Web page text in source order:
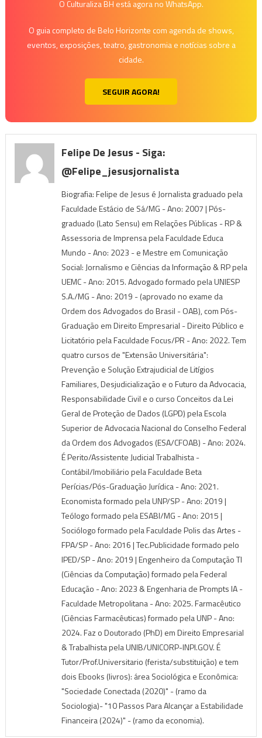
O Culturaliza BH está agora no WhatsApp.
O guia completo de Belo Horizonte com agenda de shows,
eventos, exposições, teatro, gastronomia e notícias sobre a
cidade.
SEGUIR AGORA!
Felipe De Jesus - Siga:
@felipe_jesusjornalista
Biografia: Felipe de Jesus é Jornalista graduado pela
Faculdade Estácio de Sá/MG - Ano: 2007 | Pós-
graduado (Lato Sensu) em Relações Públicas - RP &
Assessoria de Imprensa pela Faculdade Educa
Mundo - Ano: 2023 - e Mestre em Comunicação
Social: Jornalismo e Ciências da Informação & RP pela
UEMC - Ano: 2015. Advogado formado pela UNIESP
S.A./MG - Ano: 2019 - (aprovado no exame da
Ordem dos Advogados do Brasil - OAB), com Pós-
Graduação em Direito Empresarial - Direito Público e
Licitatório pela Faculdade Focus/PR - Ano: 2022. Tem
quatro cursos de "Extensão Universitária":
Prevenção e Solução Extrajudicial de Litígios
Familiares, Desjudicialização e o Futuro da Advocacia,
Responsabilidade Civil e o curso Conceitos da Lei
Geral de Proteção de Dados (LGPD) pela Escola
Superior de Advocacia Nacional do Conselho Federal
da Ordem dos Advogados (ESA/CFOAB) - Ano: 2024.
É Perito/Assistente Judicial Trabalhista -
Contábil/Imobiliário pela Faculdade Beta
Perícias/Pós-Graduação Jurídica - Ano: 2021.
Economista formado pela UNP/SP - Ano: 2019 |
Teólogo formado pela ESABI/MG - Ano: 2015 |
Sociólogo formado pela Faculdade Polis das Artes -
FPA/SP - Ano: 2016 | Tec.Publicidade formado pelo
IPED/SP - Ano: 2019 | Engenheiro da Computação TI
(Ciências da Computação) formado pela Federal
Educação - Ano: 2023 & Engenharia de Prompts IA -
Faculdade Metropolitana - Ano: 2025. Farmacêutico
(Ciências Farmacêuticas) formado pela UNP - Ano:
2024. Faz o Doutorado (PhD) em Direito Empresarial
& Trabalhista pela UNIB/UNICORP-INPI.GOV. É
Tutor/Prof.Universitario (ferista/substituição) e tem
dois Ebooks (livros): área Sociológica e Econômica:
"Sociedade Conectada (2020)" - (ramo da
Sociologia)- "10 Passos Para Alcançar a Estabilidade
Financeira (2024)" - (ramo da economia).